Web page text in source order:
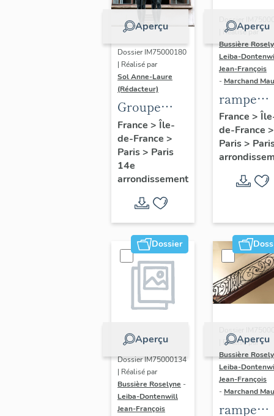
Aperçu
Dossier IM75000180
| Réalisé par
Sol Anne-Laure
(Rédacteur)
Groupe
sculpté :
Les
Adolescents
France > Île-
de-France >
Paris> Paris
14e
arrondissement
Aperçu
Dossier
| Réalisé par
Bussière
Leiba-
Jean-François
- Marchand
rampe
d'appui,
escalier
l' hôtel
(non
France >
de-France >
Paris>
Dossier
Aperçu
Dossier IM75000134
| Réalisé par
Bussière Roselyne -
Leiba-Dontenwill
Jean-François
Aperçu
| Réalisé par
Bussière
Leiba-
Jean-François
- Marchand
rampe